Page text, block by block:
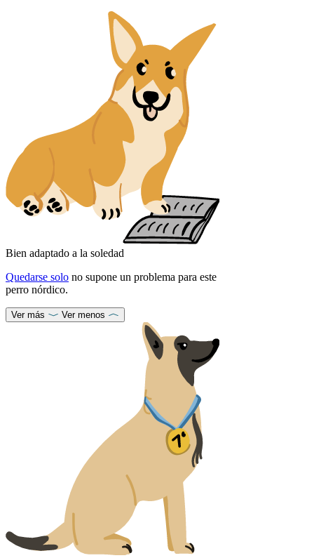
Bien adaptado a la soledad
Quedarse solo no supone un problema para este
perro nórdico.
Ver más Ver menos